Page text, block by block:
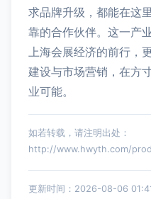
求品牌升级，都能在这
靠的合作伙伴。这一产
上海会展经济的前行，
建设与市场营销，在方
业可能。
如若转载，请注明出处：
http://www.hwyth.com/
更新时间：2026-08-06